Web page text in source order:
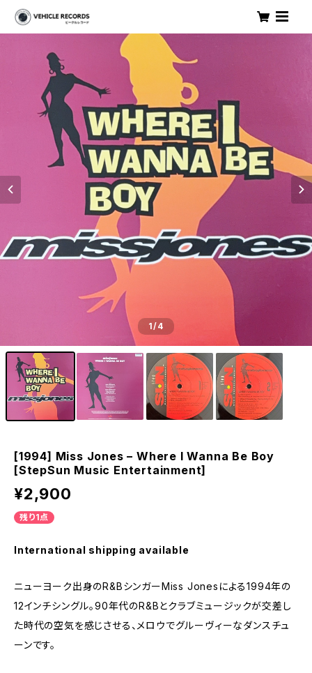
1/4
[1994] Miss Jones – Where I Wanna Be Boy
[StepSun Music Entertainment]
¥2,900
残り1点
International shipping available
ニューヨーク出身のR&BシンガーMiss Jonesによる1994年の
12インチシングル。90年代のR&Bとクラブミュージックが交差し
た時代の空気を感じさせる、メロウでグルーヴィーなダンスチュ
ーンです。